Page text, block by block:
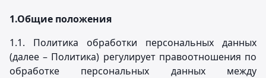
1.Общие положения
1.1. Политика обработки персональных данных
(далее – Политика) регулирует правоотношения по
обработке персональных данных между